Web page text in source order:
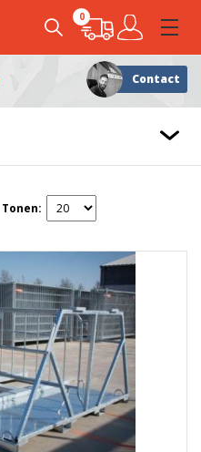
0
Klanten geven ons
Contact
Tonen: